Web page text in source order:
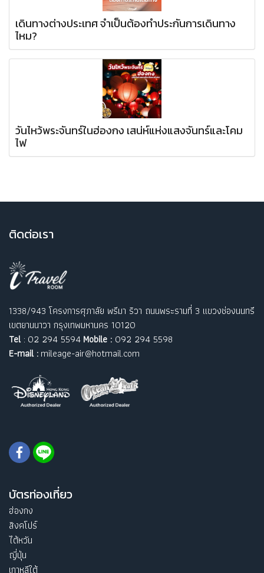
เดินทางต่างประเทศ จำเป็นต้องทำประกันการเดินทาง
ไหม?
วันไหว้พระจันทร์ในฮ่องกง เสน่ห์แห่งแสงจันทร์และโคม
ไฟ
ติดต่อเรา
1338/943 โครงการศุภาลัย พรีมา ริวา ถนนพระรามที่ 3 แขวงช่องนนทรี
เขตยานนาวา กรุงเทพมหานคร 10120
Tel: 02 294 5594 Mobile : 092 294 5598
E-mail : mileage-air@hotmail.com
บัตรท่องเที่ยว
ฮ่องกง
สิงคโปร์
ไต้หวัน
ญี่ปุ่น
เกาหลีใต้